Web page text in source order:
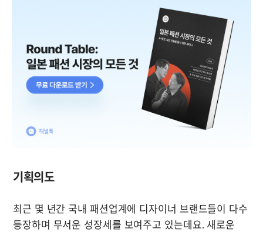
기획의도
최근 몇 년간 국내 패션업계에 디자이너 브랜드들이 다수
등장하며 무서운 성장세를 보여주고 있는데요. 새로운